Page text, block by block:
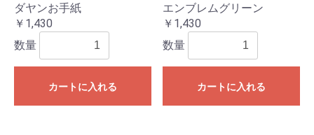
ダヤンお手紙
￥1,430
数量
カートに入れる
エンブレムグリーン
￥1,430
数量
カートに入れる